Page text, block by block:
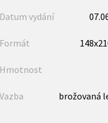
Datum vydání
Formát
Hmotnost
Vazba brožovaná